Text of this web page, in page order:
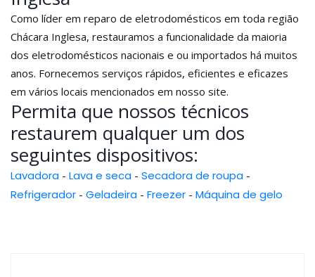
Como líder em reparo de eletrodomésticos em toda região
Chácara Inglesa, restauramos a funcionalidade da maioria
dos eletrodomésticos nacionais e ou importados há muitos
anos. Fornecemos serviços rápidos, eficientes e eficazes
em vários locais mencionados em nosso site.
Permita que nossos técnicos
restaurem qualquer um dos
seguintes dispositivos:
Lavadora - Lava e seca - Secadora de roupa -
Refrigerador - Geladeira - Freezer - Máquina de gelo